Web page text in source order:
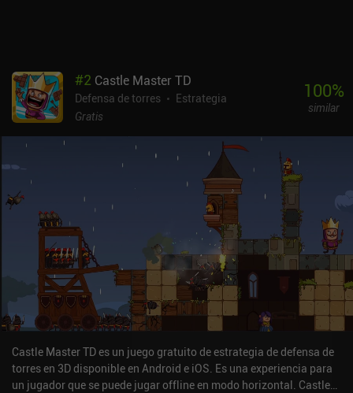
#2 Castle Master TD
Defensa de torres
Estrategia
Gratis
100%
similar
Castle Master TD es un juego gratuito de estrategia de defensa de
torres en 3D disponible en Android e iOS. Es una experiencia para
un jugador que se puede jugar offline en modo horizontal. Castle